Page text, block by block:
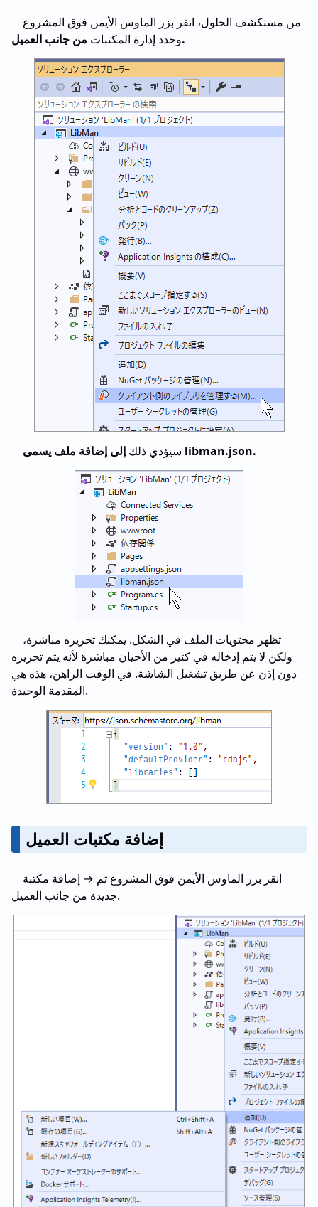
من مستكشف الحلول، انقر بزر الماوس الأيمن فوق المشروع
وحدد إدارة المكتباتمن جانب العميل.
سيؤدي ذلك إلى إضافة ملف يسمى libman.json.
تظهر محتويات الملف في الشكل. يمكنك تحريره مباشرة،
ولكن لا يتم إدخاله في كثير من الأحيان مباشرة لأنه يتم تحريره
دون إذن عن طريق تشغيل الشاشة. في الوقت الراهن، هذه هي
المقدمة الوحيدة.
إضافة مكتبات العميل
انقر بزر الماوس الأيمن فوق المشروع ثم → إضافة مكتبة
جديدة من جانب العميل.